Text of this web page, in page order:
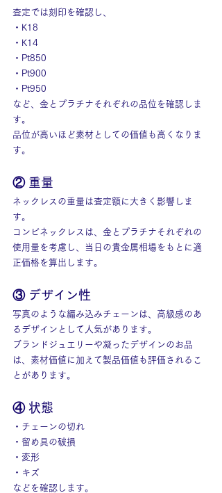
査定では刻印を確認し、
・K18
・K14
・Pt850
・Pt900
・Pt950
など、金とプラチナそれぞれの品位を確認しま
す。
品位が高いほど素材としての価値も高くなりま
す。
② 重量
ネックレスの重量は査定額に大きく影響しま
す。
コンビネックレスは、金とプラチナそれぞれの
使用量を考慮し、当日の貴金属相場をもとに適
正価格を算出します。
③ デザイン性
写真のような編み込みチェーンは、高級感のあ
るデザインとして人気があります。
ブランドジュエリーや凝ったデザインのお品
は、素材価値に加えて製品価値も評価されるこ
とがあります。
④ 状態
・チェーンの切れ
・留め具の破損
・変形
・キズ
などを確認します。